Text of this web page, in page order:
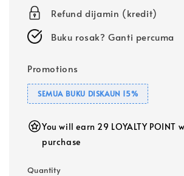
Refund dijamin (kredit)
Buku rosak? Ganti percuma
Promotions
SEMUA BUKU DISKAUN 15%
You will earn 29 LOYALTY POINT
purchase
Quantity